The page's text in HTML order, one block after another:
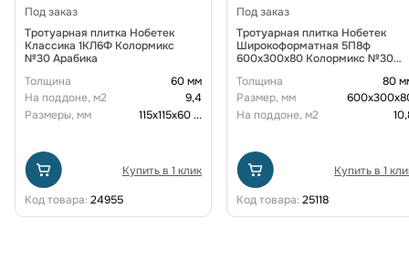
Под заказ
Тротуарная плитка Нобетек
Классика 1КЛ6Ф Колормикс
№30 Арабика
Толщина
60 мм
На поддоне, м2
9,4
Размеры, мм
115х115х60...
Купить в 1 клик
Код товара: 24955
Под заказ
Тротуарная плитка Нобетек
Широкоформатная 5П8ф
600x300x80 Колормикс №30
Толщина
80
Размер, мм
На поддоне, м2
Купить в 1
Код товара: 25118